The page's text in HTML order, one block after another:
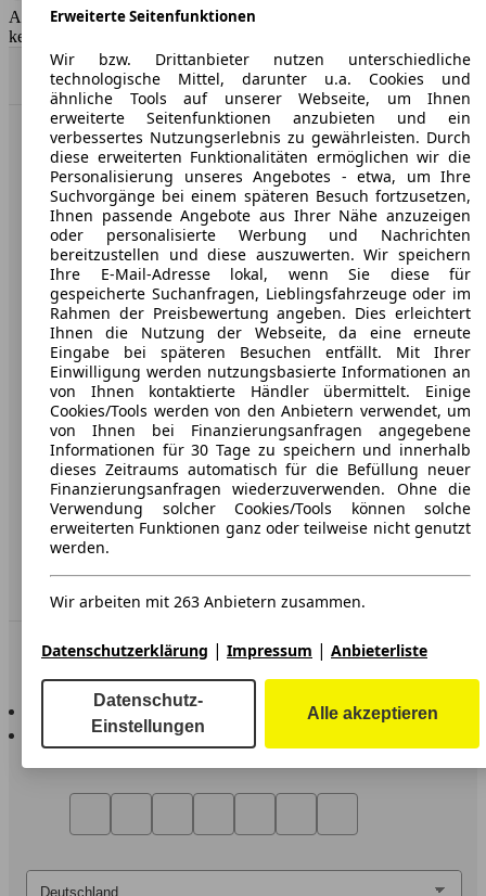
AutoScout24 GmbH übernimmt für die Richtigkeit der Angaben
keine Gewähr.
Nach Oben
AutoScout24: Europaweit der größte Online-Automarkt.
Unternehmen
Über AutoScout24
Presse
Karriere
Werbung
AGB
Datenschutz
Impressum
Erklärung zur Barrierefreiheit
In Verbindung bleiben
AutoScout24 für iOS
AutoScout24 für Android
Erweiterte Seitenfunktionen
Wir bzw. Drittanbieter nutzen unterschiedliche
technologische Mittel, darunter u.a. Cookies und
ähnliche Tools auf unserer Webseite, um Ihnen
erweiterte Seitenfunktionen anzubieten und ein
verbessertes Nutzungserlebnis zu gewährleisten. Durch
diese erweiterten Funktionalitäten ermöglichen wir die
Personalisierung unseres Angebotes - etwa, um Ihre
Suchvorgänge bei einem späteren Besuch fortzusetzen,
Ihnen passende Angebote aus Ihrer Nähe anzuzeigen
oder personalisierte Werbung und Nachrichten
bereitzustellen und diese auszuwerten. Wir speichern
Ihre E-Mail-Adresse lokal, wenn Sie diese für
gespeicherte Suchanfragen, Lieblingsfahrzeuge oder im
Rahmen der Preisbewertung angeben. Dies erleichtert
Ihnen die Nutzung der Webseite, da eine erneute
Eingabe bei späteren Besuchen entfällt. Mit Ihrer
Einwilligung werden nutzungsbasierte Informationen an
von Ihnen kontaktierte Händler übermittelt. Einige
Cookies/Tools werden von den Anbietern verwendet, um
von Ihnen bei Finanzierungsanfragen angegebene
Informationen für 30 Tage zu speichern und innerhalb
dieses Zeitraums automatisch für die Befüllung neuer
Finanzierungsanfragen wiederzuverwenden. Ohne die
Verwendung solcher Cookies/Tools können solche
erweiterten Funktionen ganz oder teilweise nicht genutzt
werden.
Wir arbeiten mit 263 Anbietern zusammen.
Datenschutzerklärung | Impressum | Anbieterliste
Datenschutz-
Einstellungen
Alle akzeptieren